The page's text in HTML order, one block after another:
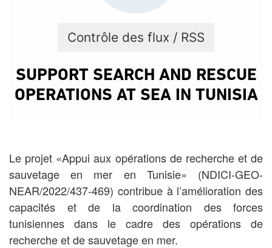
Contrôle des flux / RSS
SUPPORT SEARCH AND RESCUE
OPERATIONS AT SEA IN TUNISIA
Le projet «Appui aux opérations de recherche et de
sauvetage en mer en Tunisie» (NDICI-GEO-
NEAR/2022/437-469) contribue à l’amélioration des
capacités et de la coordination des forces
tunisiennes dans le cadre des opérations de
recherche et de sauvetage en mer.